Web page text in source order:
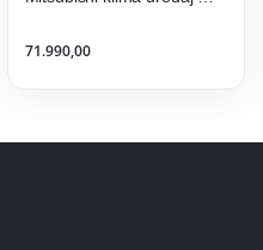
71.990,00